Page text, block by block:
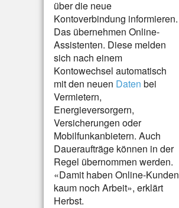
über die neue
Kontoverbindung informieren.
Das übernehmen Online-
Assistenten. Diese melden
sich nach einem
Kontowechsel automatisch
mit den neuen Daten bei
Vermietern,
Energieversorgern,
Versicherungen oder
Mobilfunkanbietern. Auch
Daueraufträge können in der
Regel übernommen werden.
«Damit haben Online-Kunden
kaum noch Arbeit», erklärt
Herbst.